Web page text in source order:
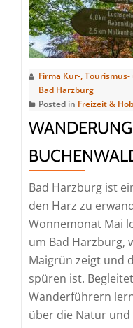
Firma Kur-,
Bad Harzburg
Posted in Freizeit &
Bad Harzburg ist
den Harz zu
Wonnemonat Mai
um Bad Harzburg,
Maigrün zeigt und
spüren ist.
Wanderführern
über die Natur und